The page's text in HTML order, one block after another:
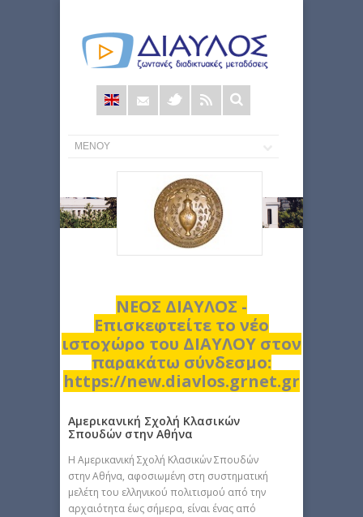
Φόρμα
αναζήτησης
ΝΕΟΣ ΔΙΑΥΛΟΣ -
Επισκεφτείτε το νέο
ιστοχώρο του ΔΙΑΥΛΟΥ στον
παρακάτω σύνδεσμο:
https://new.diavlos.grnet.gr
Αμερικανική Σχολή Κλασικών
Σπουδών στην Αθήνα
H Αμερικανική Σχολή Κλασικών Σπουδών
στην Αθήνα, αφοσιωμένη στη συστηματική
μελέτη του ελληνικού πολιτισμού από την
αρχαιότητα έως σήμερα, είναι ένας από